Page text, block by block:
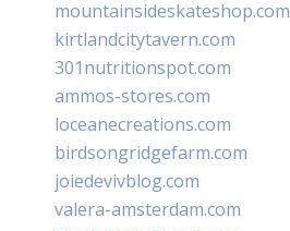
mountainsideskateshop.com
kirtlandcitytavern.com
301nutritionspot.com
ammos-stores.com
loceanecreations.com
birdsongridgefarm.com
joiedevivblog.com
valera-amsterdam.com